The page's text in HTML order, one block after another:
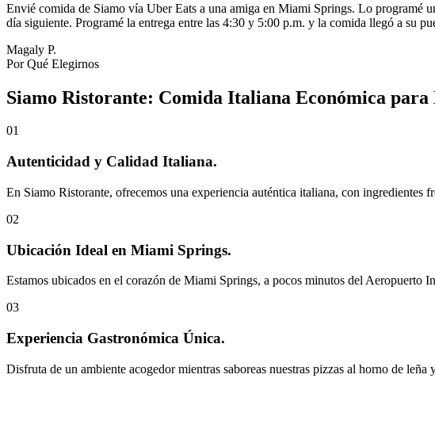
Envié comida de Siamo vía Uber Eats a una amiga en Miami Springs. Lo programé
día siguiente. Programé la entrega entre las 4:30 y 5:00 p.m. y la comida llegó a su
Magaly P.
Por Qué Elegirnos
Siamo Ristorante: Comida Italiana Económica
01
Autenticidad y Calidad Italiana.
En Siamo Ristorante, ofrecemos una experiencia auténtica italiana, con
02
Ubicación Ideal en Miami Springs.
Estamos ubicados en el corazón de Miami Springs, a pocos minutos del Aeropuerto
03
Experiencia Gastronómica Única.
Disfruta de un ambiente acogedor mientras saboreas nuestras pizzas al horno de